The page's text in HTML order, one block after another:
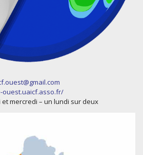
ouest.uaicf.asso.fr/
mercredi – un lundi sur deux